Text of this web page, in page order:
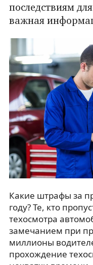
последствиям
важная
Какие штрафы за
году? Те, кто
техосмотра
замечанием при
миллионы
прохождение